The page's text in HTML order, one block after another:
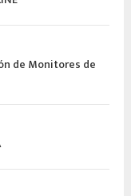
de Monitores de